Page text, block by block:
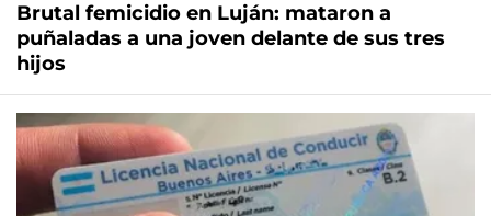
Brutal femicidio en Luján: mataron a
puñaladas a una joven delante de sus tres
hijos